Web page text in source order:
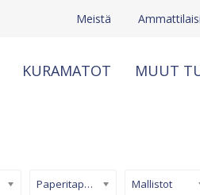
Meistä
KURAMATOT MUUT
Paperitapetti Mallistot